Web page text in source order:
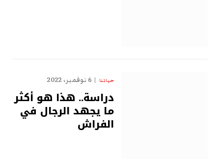
حياتنا 6 نوفمبر، 2022
دراسة.. هذا هو أكثر
ما يجهد الرجال في
الفراش